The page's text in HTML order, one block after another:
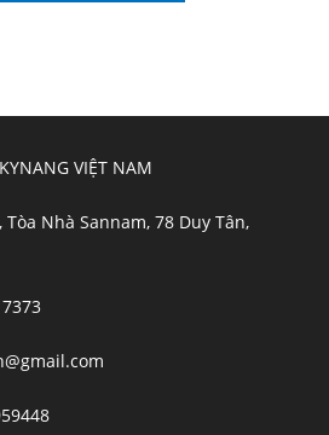
VIỆT NAM
Nhà Sannam, 78 Duy Tân,